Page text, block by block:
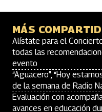
MÁS
Alístate para el
todas las
evento
“Aguacero”, “Hoy
de la semana de Radio
Evaluación con
avances en educación